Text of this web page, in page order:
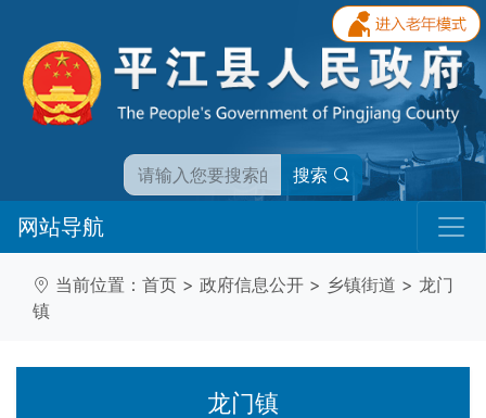
搜索
网站导航
当前位置： 首页 > 政府信息公开 > 乡镇街道 > 龙门
镇
龙门镇